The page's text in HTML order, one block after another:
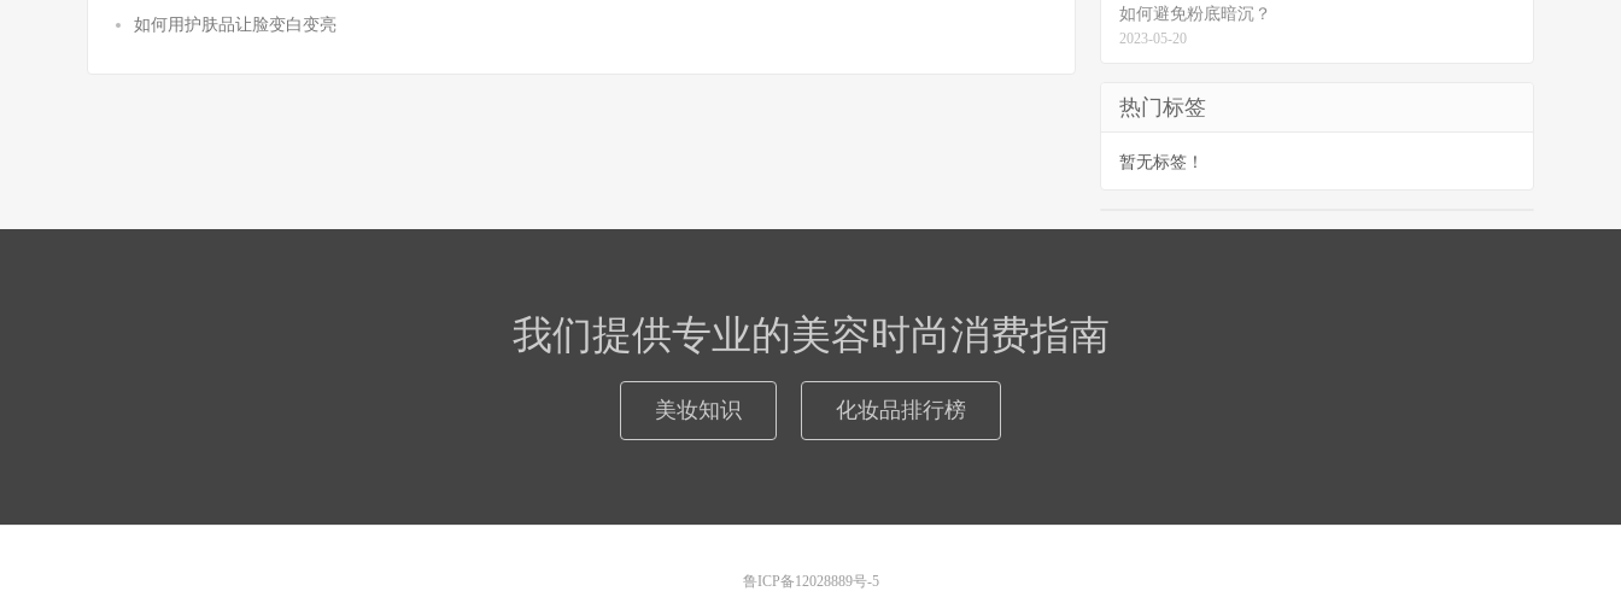
如何用护肤品让脸变白变亮
如何避免粉底暗沉？
2023-05-20
热门标签
暂无标签！
我们提供专业的美容时尚消费指南
美妆知识 化妆品排行榜
鲁ICP备12028889号-5